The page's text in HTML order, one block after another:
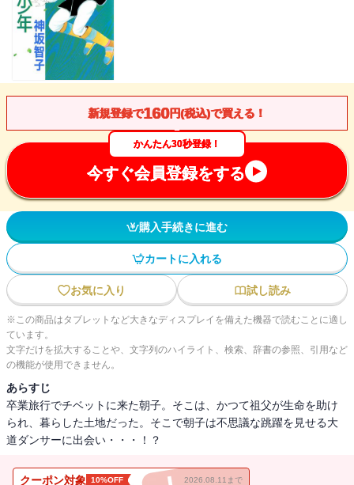
新規登録で160円(税込)で買える！
かんたん30秒登録！
今すぐ会員登録をする
購入手続きに進む
カートに入れる
お気に入り 試し読み
※この商品はタブレットなど大きなディスプレイを備えた機器で読むことに適し
ています。
文字だけを拡大することや、文字列のハイライト、検索、辞書の参照、引用など
の機能が使用できません。
あらすじ
卒業旅行でチベットに来た朝子。そこは、かつて祖父が生命を助け
られ、暮らした土地だった。そこで朝子は不思議な跳躍を見せる大
道ダンサーに出会い・・・！？
クーポン対象 10%OFF 2026.08.11まで